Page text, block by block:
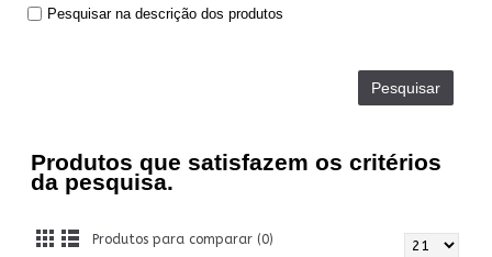
Pesquisar na descrição dos produtos
Produtos que satisfazem os critérios
da pesquisa.
Produtos para comparar (0)